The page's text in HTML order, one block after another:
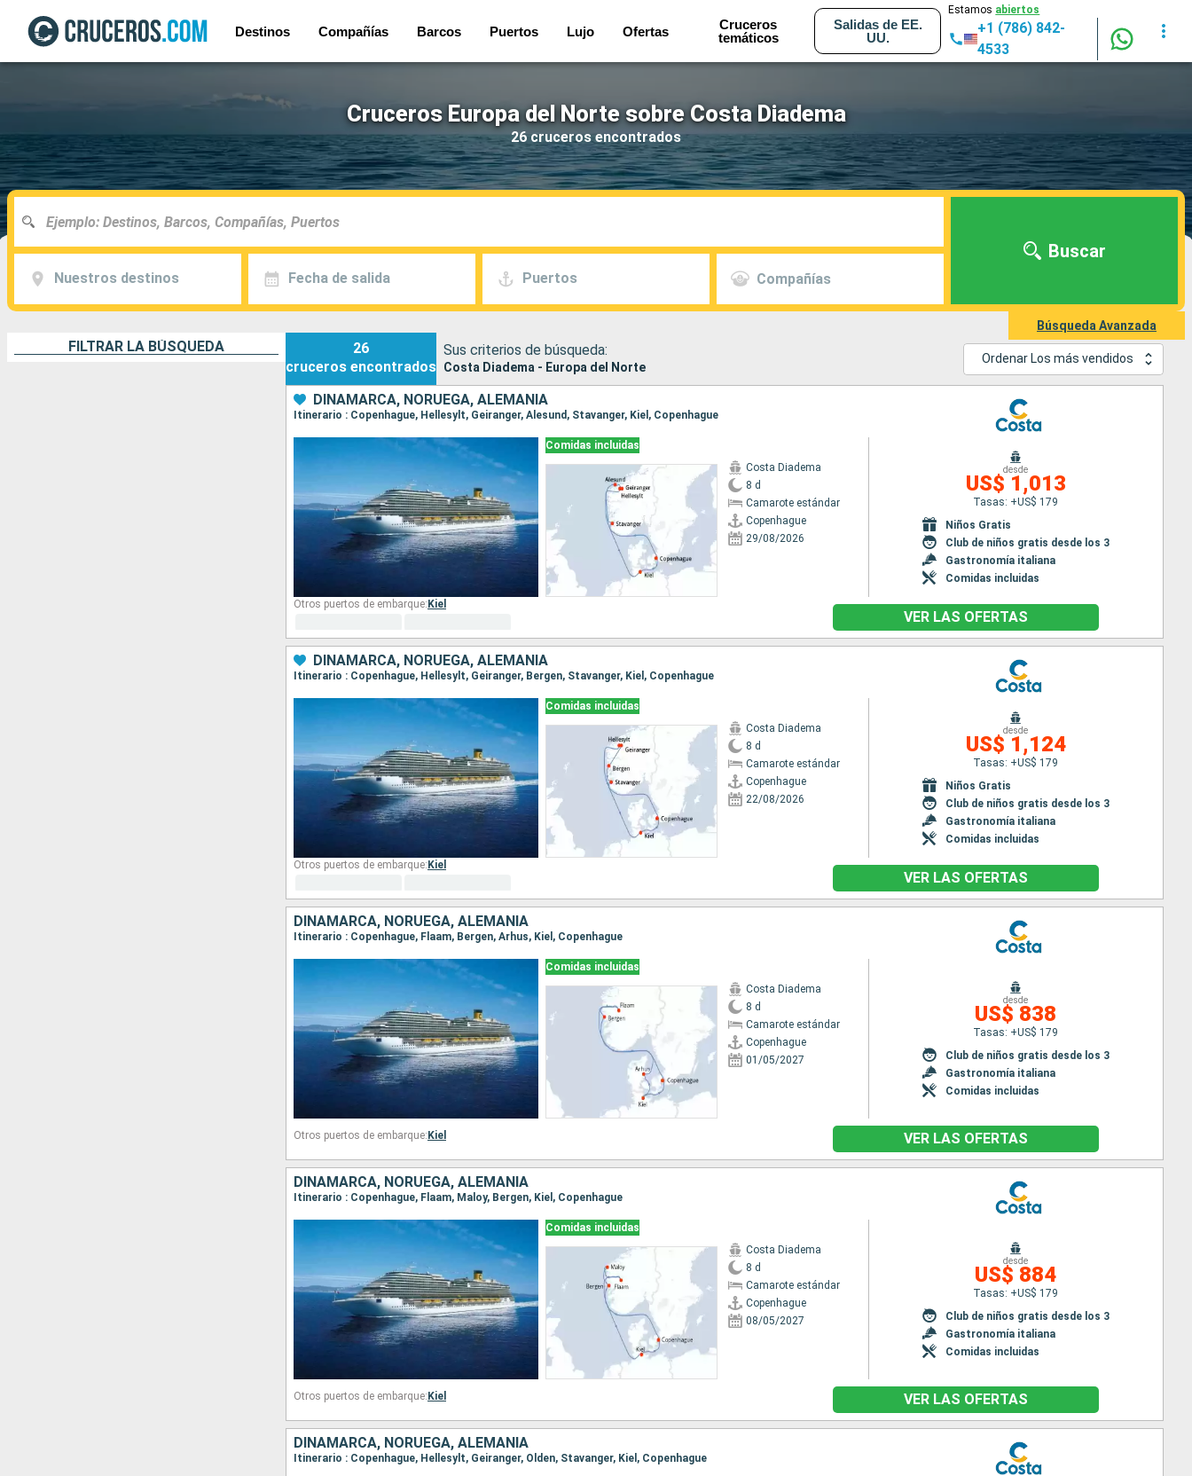
Destinos Compañías Barcos Puertos Lujo Ofertas
Cruceros
temáticos
Salidas de EE.
UU.
Estamos abiertos
+1 (786) 842-
4533
Cruceros Europa del Norte sobre Costa Diadema
26 cruceros encontrados
Nuestros destinos Fecha de salida Puertos Compañías
Buscar
Búsqueda Avanzada
FILTRAR LA BÚSQUEDA
26
cruceros encontrados
Sus criterios de búsqueda:
Costa Diadema - Europa del Norte
Ordenar Los más vendidos
DINAMARCA, NORUEGA, ALEMANIA
Itinerario : Copenhague, Hellesylt, Geiranger, Alesund, Stavanger, Kiel, Copenhague
Comidas incluidas
Costa Diadema
8 d
Camarote estándar
Copenhague
29/08/2026
desde
US$ 1,013
Tasas: +US$ 179
Niños Gratis
Club de niños gratis desde los 3
Gastronomía italiana
Comidas incluidas
Otros puertos de embarque: Kiel
VER LAS OFERTAS
DINAMARCA, NORUEGA, ALEMANIA
Itinerario : Copenhague, Hellesylt, Geiranger, Bergen, Stavanger, Kiel, Copenhague
Comidas incluidas
Costa Diadema
8 d
Camarote estándar
Copenhague
22/08/2026
desde
US$ 1,124
Tasas: +US$ 179
Niños Gratis
Club de niños gratis desde los 3
Gastronomía italiana
Comidas incluidas
Otros puertos de embarque: Kiel
VER LAS OFERTAS
DINAMARCA, NORUEGA, ALEMANIA
Itinerario : Copenhague, Flaam, Bergen, Arhus, Kiel, Copenhague
Comidas incluidas
Costa Diadema
8 d
Camarote estándar
Copenhague
01/05/2027
desde
US$ 838
Tasas: +US$ 179
Club de niños gratis desde los 3
Gastronomía italiana
Comidas incluidas
Otros puertos de embarque: Kiel VER LAS OFERTAS
DINAMARCA, NORUEGA, ALEMANIA
Itinerario : Copenhague, Flaam, Maloy, Bergen, Kiel, Copenhague
Comidas incluidas
Costa Diadema
8 d
Camarote estándar
Copenhague
08/05/2027
desde
US$ 884
Tasas: +US$ 179
Club de niños gratis desde los 3
Gastronomía italiana
Comidas incluidas
Otros puertos de embarque: Kiel VER LAS OFERTAS
DINAMARCA, NORUEGA, ALEMANIA
Itinerario : Copenhague, Hellesylt, Geiranger, Olden, Stavanger, Kiel, Copenhague